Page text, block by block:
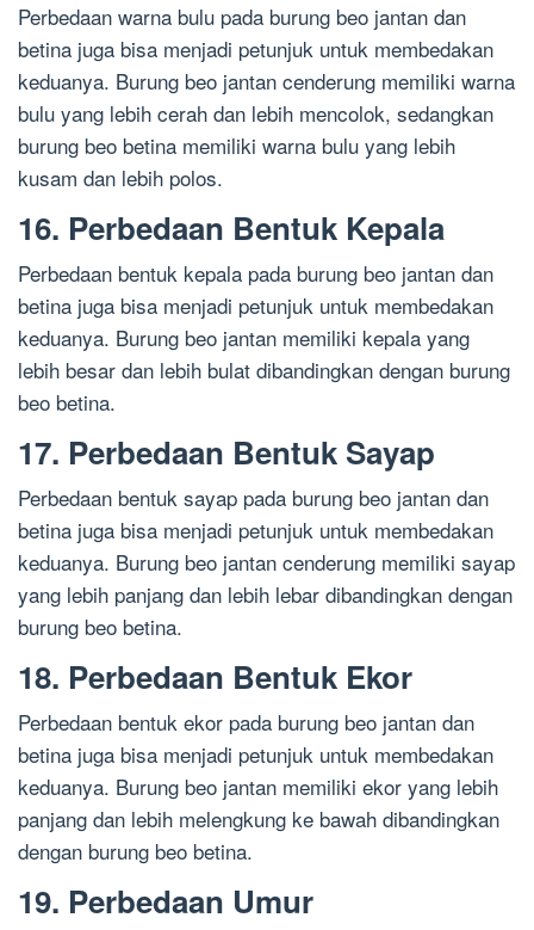
Perbedaan warna bulu pada burung beo jantan dan
betina juga bisa menjadi petunjuk untuk membedakan
keduanya. Burung beo jantan cenderung memiliki warna
bulu yang lebih cerah dan lebih mencolok, sedangkan
burung beo betina memiliki warna bulu yang lebih
kusam dan lebih polos.
16. Perbedaan Bentuk Kepala
Perbedaan bentuk kepala pada burung beo jantan dan
betina juga bisa menjadi petunjuk untuk membedakan
keduanya. Burung beo jantan memiliki kepala yang
lebih besar dan lebih bulat dibandingkan dengan burung
beo betina.
17. Perbedaan Bentuk Sayap
Perbedaan bentuk sayap pada burung beo jantan dan
betina juga bisa menjadi petunjuk untuk membedakan
keduanya. Burung beo jantan cenderung memiliki sayap
yang lebih panjang dan lebih lebar dibandingkan dengan
burung beo betina.
18. Perbedaan Bentuk Ekor
Perbedaan bentuk ekor pada burung beo jantan dan
betina juga bisa menjadi petunjuk untuk membedakan
keduanya. Burung beo jantan memiliki ekor yang lebih
panjang dan lebih melengkung ke bawah dibandingkan
dengan burung beo betina.
19. Perbedaan Umur